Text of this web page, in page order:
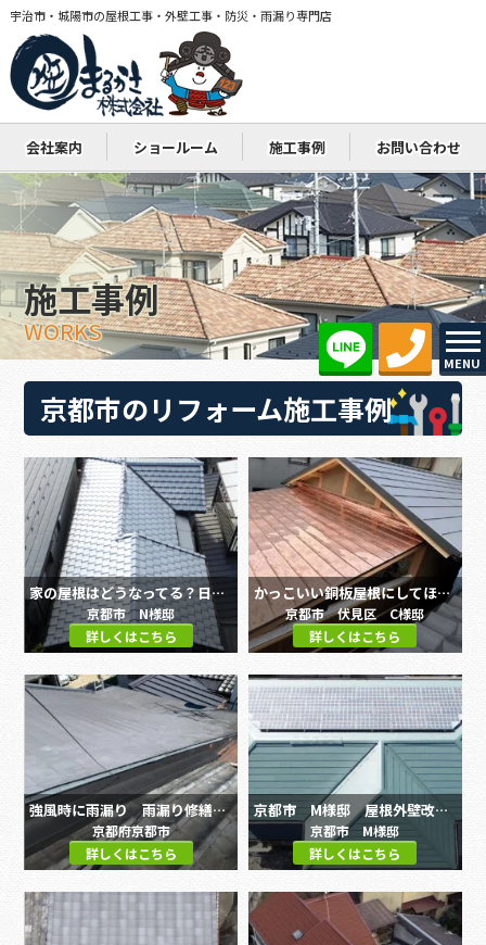
宇治市・城陽市の屋根工事・外壁工事・防災・雨漏り専門店
MENU
会社案内 ショールーム 施工事例 お問い合わせ
施工事例
WORKS
京都市のリフォーム施工事例
家の屋根はどうなってる？日本瓦から平板瓦へ葺き替え工事
京都市 N様邸
詳しくはこちら
かっこいい銅板屋根にしてほしい スーパーガルテクトと銅板屋根の融合
京都市 伏見区 C様邸
詳しくはこちら
強風時に雨漏り 雨漏り修繕工事
京都府京都市
詳しくはこちら
京都市 M様邸 屋根外壁改修工事
京都市 M様邸
詳しくはこちら